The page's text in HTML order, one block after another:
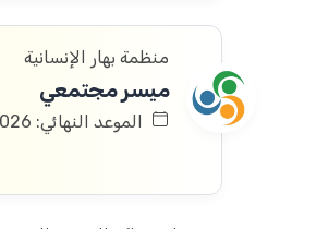
منظمة بهار الإنسانية
ميسر مجتمعي
الموعد النهائي: 09/08/2026